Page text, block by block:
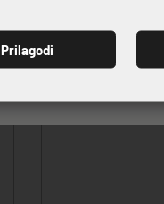
PRIJAVI SE
Prilagodi